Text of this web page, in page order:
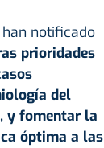
notificado
prioridades
del
y fomentar la
óptima a las